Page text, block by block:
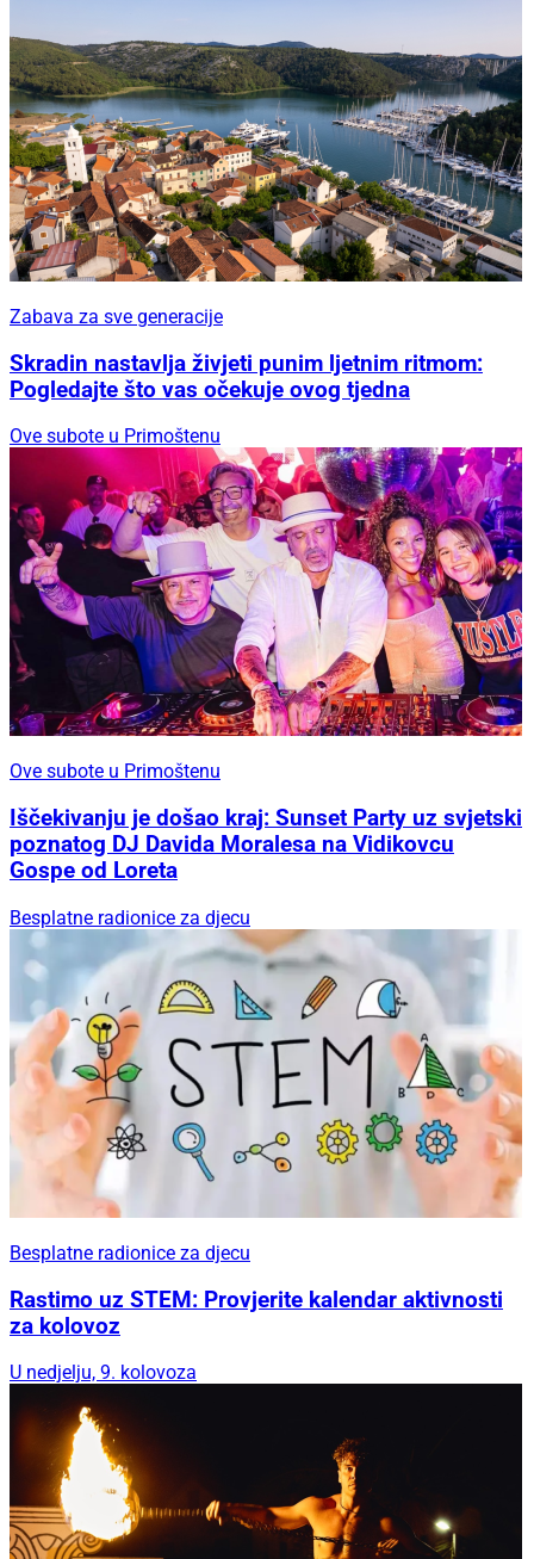
Zabava za sve generacije
Skradin nastavlja živjeti punim ljetnim ritmom:
Pogledajte što vas očekuje ovog tjedna
Ove subote u Primoštenu
Ove subote u Primoštenu
Iščekivanju je došao kraj: Sunset Party uz svjetski
poznatog DJ Davida Moralesa na Vidikovcu
Gospe od Loreta
Besplatne radionice za djecu
Besplatne radionice za djecu
Rastimo uz STEM: Provjerite kalendar aktivnosti
za kolovoz
U nedjelju, 9. kolovoza